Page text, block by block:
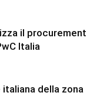
il procurement
Italia
italiana della zona